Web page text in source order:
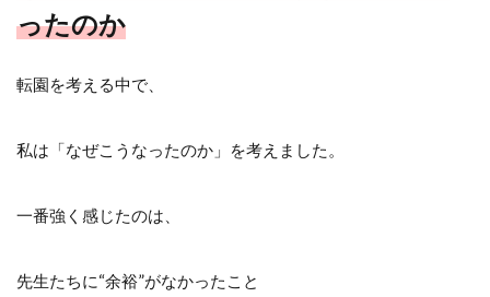
ったのか
転園を考える中で、
私は「なぜこうなったのか」を考えました。
一番強く感じたのは、
先生たちに“余裕”がなかったこと